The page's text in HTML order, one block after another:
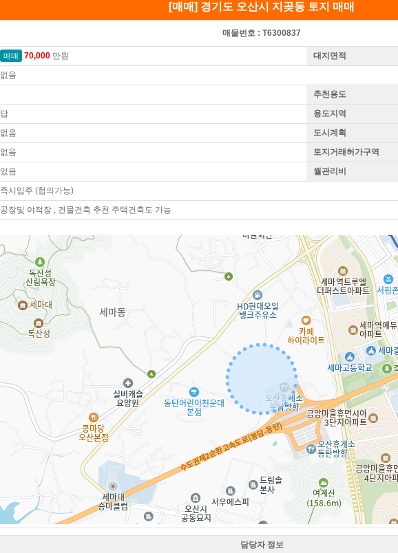
[매매] 경기도 오산시 지곶동 토지 매매
매물번호 : T6300837
매매 70,000 만원 대지면적
없음
추천용도
답 용도지역
없음 도시계획
없음 토지거래허가구역
있음 월관리비
즉시입주 (협의가능)
공장및 야적장 , 건물건축 추천 주택건축도 가능
담당자 정보